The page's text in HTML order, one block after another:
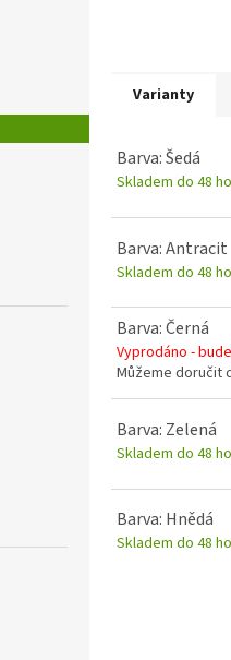
Varianty
Barva: Šedá
Skladem do 48
Barva: Antracit
Skladem do 48
Barva: Černá
Vyprodáno -
Můžeme doručit
Barva: Zelená
Skladem do 48
Barva: Hnědá
Skladem do 48